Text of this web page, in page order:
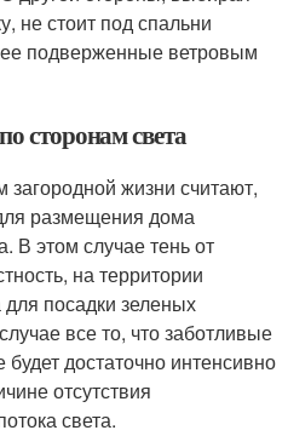
не стоит под спальни
подверженные ветровым
сторонам света
жизни считают,
размещения дома
В этом случае тень от
на территории
для посадки зеленых
все то, что заботливые
будет достаточно интенсивно
отсутствия
света.